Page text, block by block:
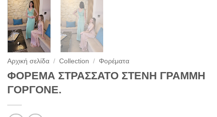
Αρχική σελίδα / Collection / Φορέματα
ΦΟΡΕΜΑ ΣΤΡΑΣΣΑΤΟ ΣΤΕΝΗ ΓΡΑΜΜΗ
ΓΟΡΓΟΝΕ.